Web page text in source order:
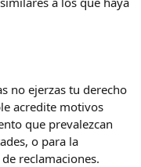
no ejerzas tu derecho
acredite motivos
que prevalezcan
o para la
reclamaciones.